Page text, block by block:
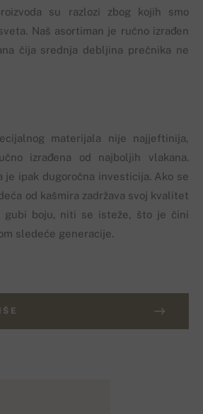
su razlozi zbog kojih smo
Naš asortiman je ručno izrađen
čija srednja debljina prečnika ne
materijala nije najjeftinija,
izrađena od najboljih vlakana.
je ipak dugoročna investicija. Ako se
od kašmira zadržava svoj kvalitet
gubi boju, niti se isteže, što je čini
sledeće generacije.